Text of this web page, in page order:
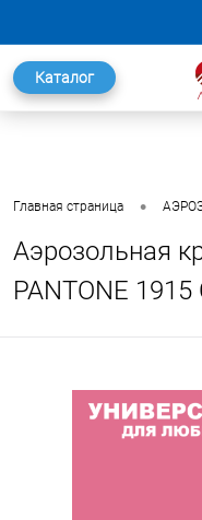
Каталог
Главная страница •
Аэрозольная
PANTONE